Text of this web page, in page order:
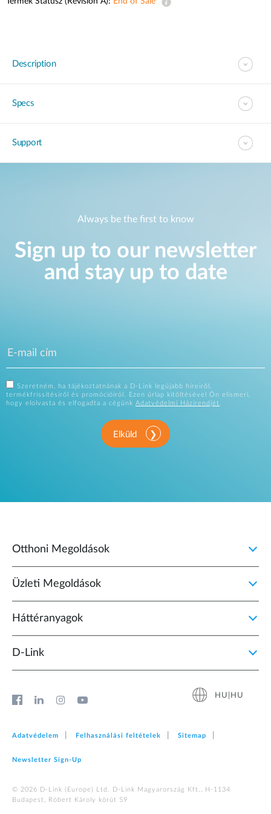
Description
Specs
Support
Always be the first to know
Sign up to our newsletter
and stay up to date
Szeretném, ha tájékoztatnának a D-Link legújabb híreiről,
termékfrissítésiről és promócióiról. Ezen űrlap kitöltésével Ön elismeri,
hogy elolvasta és elfogadta a cégünk Adatvédelmi Házirendjét.
Elküld
Otthoni Megoldások
Üzleti Megoldások
Háttéranyagok
D‑Link
HU|HU
Adatvédelem Felhasználási feltételek Sitemap
Newsletter Sign‑Up
© 2026 D‑Link (Europe) Ltd. D-Link Magyarország Kft., H-1134
Budapest, Róbert Károly körút 59